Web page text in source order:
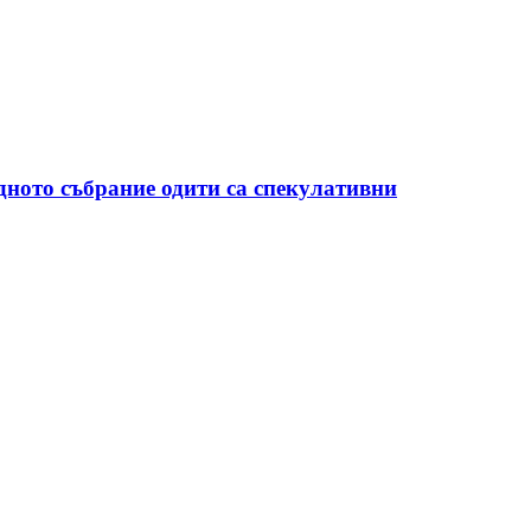
събрание одити са спекулативни